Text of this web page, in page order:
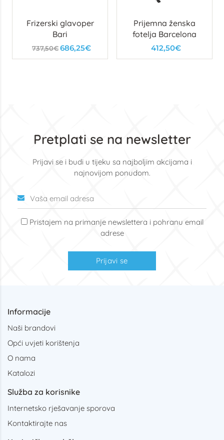
Frizerski glavoper
Bari
737,50€686,25€
Prijemna ženska
fotelja Barcelona
412,50€
Pretplati se na newsletter
Prijavi se i budi u tijeku sa najboljim akcijama i
najnovijom ponudom.
Pristajem na primanje newslettera i pohranu email
adrese
Prijavi se
Informacije
Naši brandovi
Opći uvjeti korištenja
O nama
Katalozi
Služba za korisnike
Internetsko rješavanje sporova
Kontaktirajte nas